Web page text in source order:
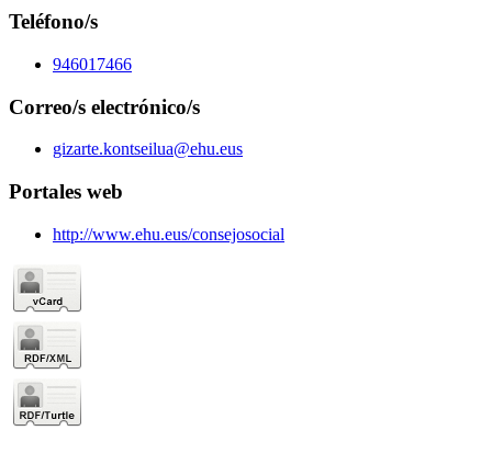
Teléfono/s
946017466
Correo/s electrónico/s
gizarte.kontseilua@ehu.eus
Portales web
http://www.ehu.eus/consejosocial